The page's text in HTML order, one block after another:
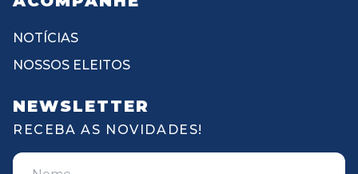
NOTÍCIAS
NOSSOS ELEITOS
NEWSLETTER
RECEBA AS NOVIDADES!